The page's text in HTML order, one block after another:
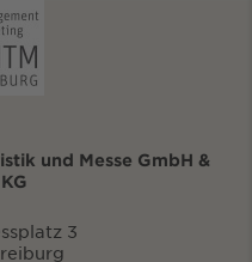
und Messe GmbH &
3